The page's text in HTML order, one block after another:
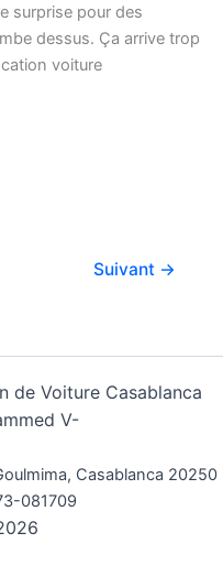
surprise pour des
dessus. Ça arrive trop
voiture
Suivant →
de Voiture Casablanca
V-
Casablanca 20250
081709